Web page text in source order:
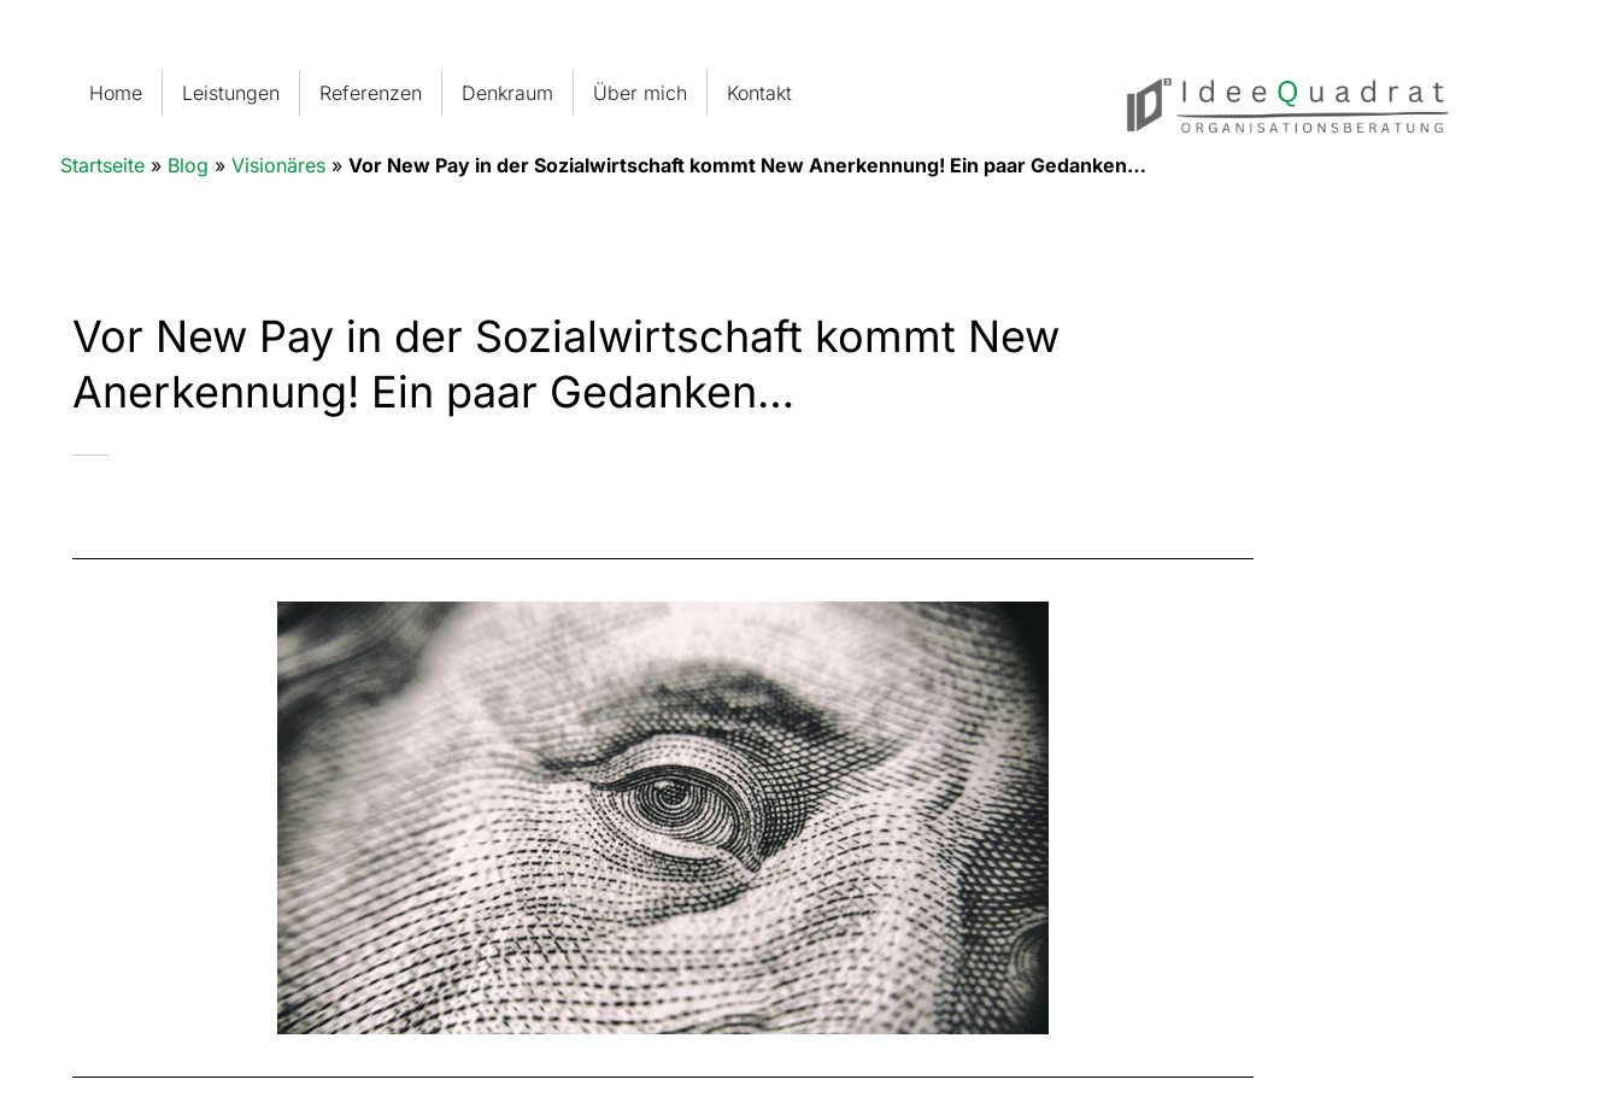
Home Leistungen Referenzen Denkraum Über mich Kontakt
Startseite » Blog » Visionäres » Vor New Pay in der Sozialwirtschaft kommt New Anerkennung! Ein paar Gedanken…
Vor New Pay in der Sozialwirtschaft kommt New
Anerkennung! Ein paar Gedanken…